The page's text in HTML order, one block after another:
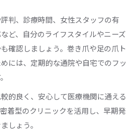
判、診療時間、女性スタッフの有
ど、自分のライフスタイルやニーズ
確認しましょう。巻き爪や足の爪ト
には、定期的な通院や自宅でのフッ
的良く、安心して医療機関に通える
着型のクリニックを活用し、早期発
しょう。